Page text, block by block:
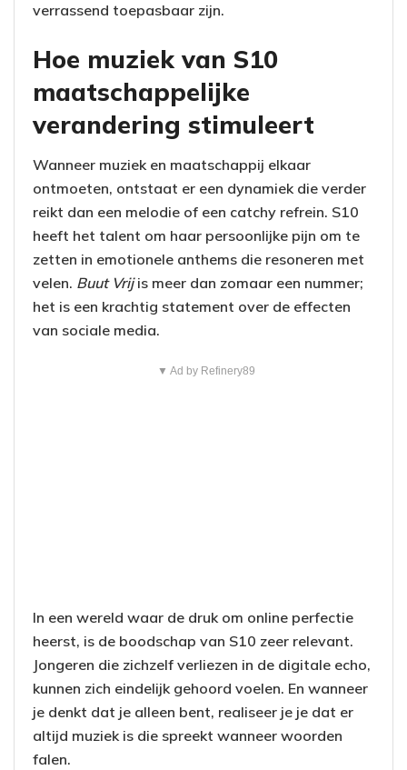
verrassend toepasbaar zijn.
Hoe muziek van S10
maatschappelijke
verandering stimuleert
Wanneer muziek en maatschappij elkaar
ontmoeten, ontstaat er een dynamiek die verder
reikt dan een melodie of een catchy refrein. S10
heeft het talent om haar persoonlijke pijn om te
zetten in emotionele anthems die resoneren met
velen. Buut Vrijis meer dan zomaar een nummer;
het is een krachtig statement over de effecten
van sociale media.
▼ Ad by Refinery89
In een wereld waar de druk om online perfectie
heerst, is de boodschap van S10 zeer relevant.
Jongeren die zichzelf verliezen in de digitale echo,
kunnen zich eindelijk gehoord voelen. En wanneer
je denkt dat je alleen bent, realiseer je je dat er
altijd muziek is die spreekt wanneer woorden
falen.